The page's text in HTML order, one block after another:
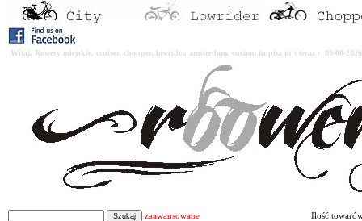
Witaj. Rowery miejskie, cruiser, chopper, lowrider, amsterdam, custom kupisz tu i teraz : 09-08-
zaawansowane Ilość